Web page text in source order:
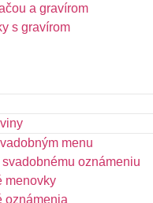
a gravírom
s gravírom
menu
svadobnému oznámeniu
menovky
oznámenia